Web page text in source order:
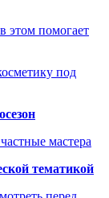
этом помогает
под
мастера
тематикой